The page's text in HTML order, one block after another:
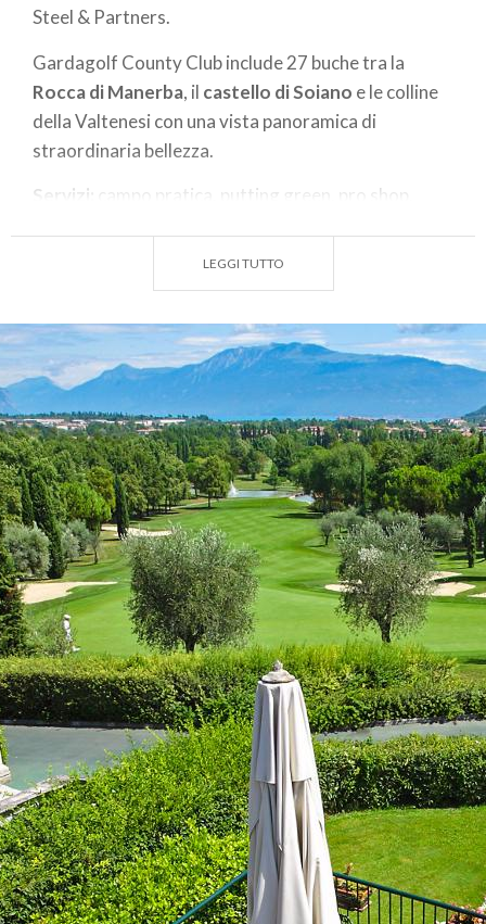
Steel & Partners.
Gardagolf County Club include 27 buche tra la
Rocca di Manerba, il castello di Soiano e le colline
della Valtenesi con una vista panoramica di
straordinaria bellezza.
Servizi:
campo pratica, putting green, pro shop,
Anno di Fondazione:1986
Designer:Cotton, Penninck, Steel & Partners
Par:
72
N. Buche:
27 buche suddivise nei tre percorsi Rosso,
Bianco, Giallo. Rosso: 9 buche, par 36 Bianco: 9
buche, par 36 Giallo: 9 buche, par 35
Lunghezza:Rosso 2986 m, Bianco 3069 m, Giallo
2693 m
Apertura stagionale:tutto l’anno
Giorno di chiusura:lunedì (dal 1 Novembre al 15
marzo).
LEGGI TUTTO